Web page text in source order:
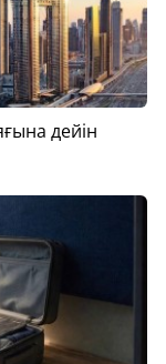
дейін